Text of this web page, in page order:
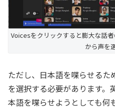
Voicesをクリックすると膨大な話
から声を
ただし、日本語を喋らせる
を選択する必要があります。
本語を喋らせようとしても何